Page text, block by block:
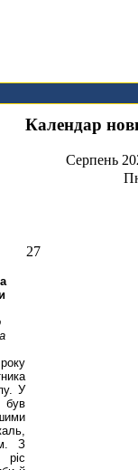
У
був
З
ріс
Календар
Серпень
27